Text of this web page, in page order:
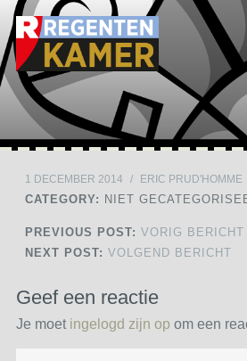
Skip to content
1 DECEMBER 2014 / ERIC PRUD'HOMME
CATEGORY: NIET
PREVIOUS POST: VORIG BERICHT
NEXT POST: VOLGEND BERICHT
Geef een reactie
Je moet ingelogd zijn op om een